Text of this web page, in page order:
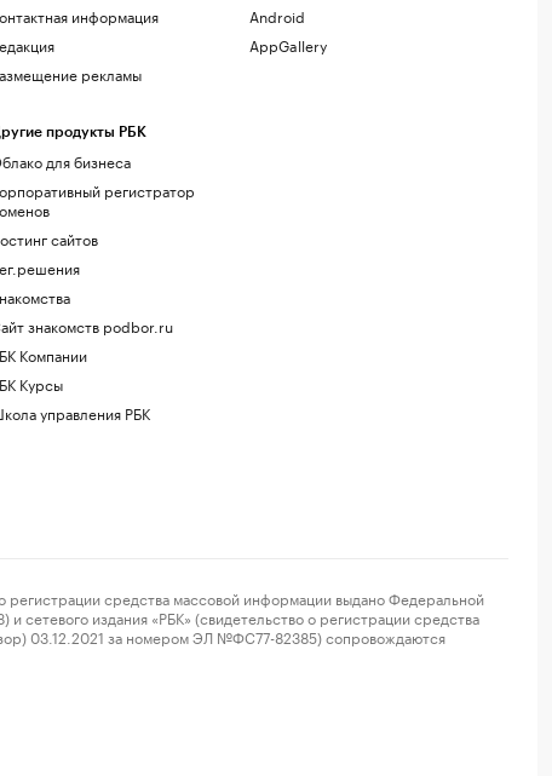
информация
рекламы
продукты РБК
для бизнеса
регистратор
сайтов
знакомств podbor.ru
Компании
Курсы
управления РБК
Android
AppGallery
средства массовой информации выдано Федеральной
издания «РБК» (свидетельство о регистрации средства
03.12.2021 за номером ЭЛ №ФС77-82385) сопровождаются